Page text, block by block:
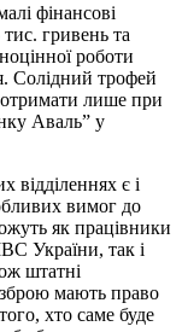
фінансові
гривень та
роботи
Солідний трофей
отримати лише при
Аваль” у
відділеннях є і
вимог до
як працівники
України, так і
штатні
мають право
хто саме буде